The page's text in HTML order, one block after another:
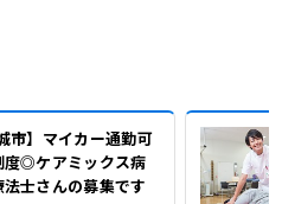
市】マイカー通勤可
度◎ケアミックス病
士さんの募集です